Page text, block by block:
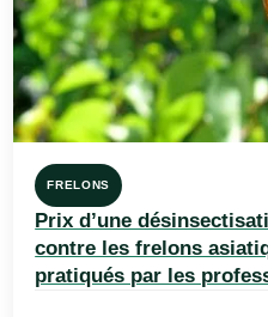
FRELONS
Prix d’une
contre les frelons
pratiqués par les